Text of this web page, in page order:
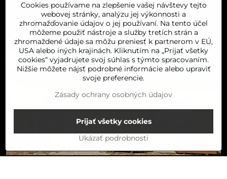
ŠTVRTOK 8:00-16:00
PIATOK 8:00-16:00
SOBOTA 8:00-11:30
Cookies používame na zlepšenie vašej návštevy tejto
webovej stránky, analýzu jej výkonnosti a
zhromažďovanie údajov o jej používaní. Na tento účel
môžeme použiť nástroje a služby tretích strán a
zhromaždené údaje sa môžu preniesť k partnerom v EÚ,
USA alebo iných krajinách. Kliknutím na „Prijať všetky
cookies“ vyjadrujete svoj súhlas s týmto spracovaním.
Nižšie môžete nájsť podrobné informácie alebo upraviť
svoje preferencie.
Zásady ochrany osobných údajov
Ukázať podrobnosti
Prijať všetky cookies